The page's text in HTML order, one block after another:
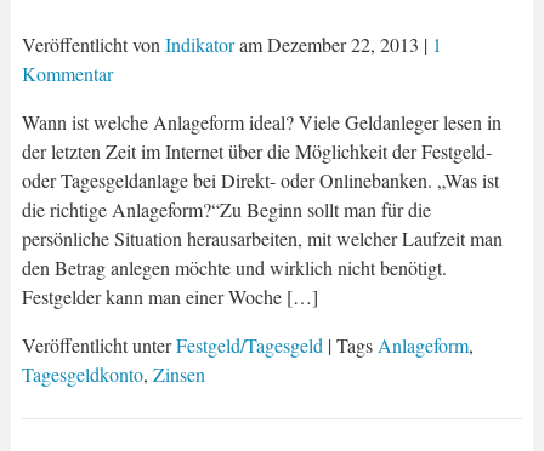
Veröffentlicht von IndikatoramDezember 22, 2013 | 1
Kommentar
Wann ist welche Anlageform ideal? Viele Geldanleger lesen in
der letzten Zeit im Internet über die Möglichkeit der Festgeld-
oder Tagesgeldanlage bei Direkt- oder Onlinebanken. „Was ist
die richtige Anlageform?“Zu Beginn sollt man für die
persönliche Situation herausarbeiten, mit welcher Laufzeit man
den Betrag anlegen möchte und wirklich nicht benötigt.
Festgelder kann man einer Woche […]
Veröffentlicht unterFestgeld/Tagesgeld | Tags Anlageform,
Tagesgeldkonto, Zinsen